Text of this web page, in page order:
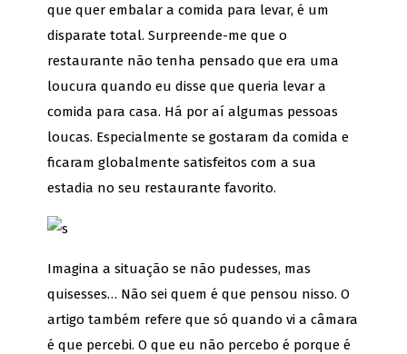
que quer embalar a comida para levar, é um
disparate total. Surpreende-me que o
restaurante não tenha pensado que era uma
loucura quando eu disse que queria levar a
comida para casa. Há por aí algumas pessoas
loucas. Especialmente se gostaram da comida e
ficaram globalmente satisfeitos com a sua
estadia no seu restaurante favorito.
Imagina a situação se não pudesses, mas
quisesses… Não sei quem é que pensou nisso. O
artigo também refere que só quando vi a câmara
é que percebi. O que eu não percebo é porque é